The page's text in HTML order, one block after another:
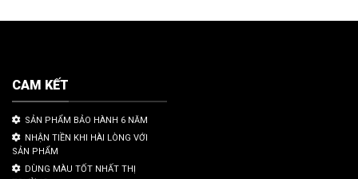
CAM KẾT
SẢN PHẨM BẢO HÀNH 6 NĂM
NHẬN TIỀN KHI HÀI LÒNG VỚI
SẢN PHẨM
DÙNG MÀU TỐT NHẤT THỊ